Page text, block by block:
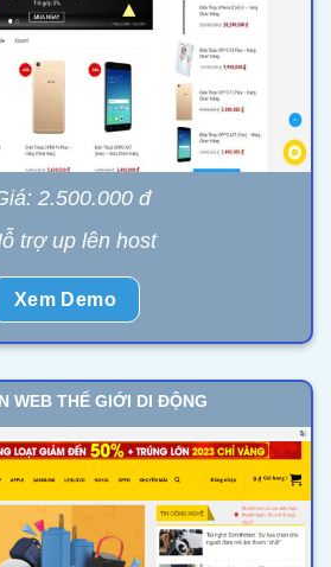
2.500.000 đ
trợ up lên host
Xem Demo
WEB THẾ GIỚI DI ĐỘNG